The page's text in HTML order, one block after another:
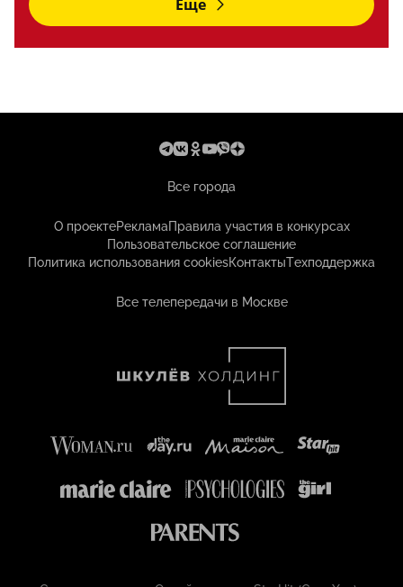
Еще
Все города
О проектеРекламаПравила участия в конкурсах
Пользовательское соглашение
Политика использования cookiesКонтактыТехподдержка
Все телепередачи в Москве